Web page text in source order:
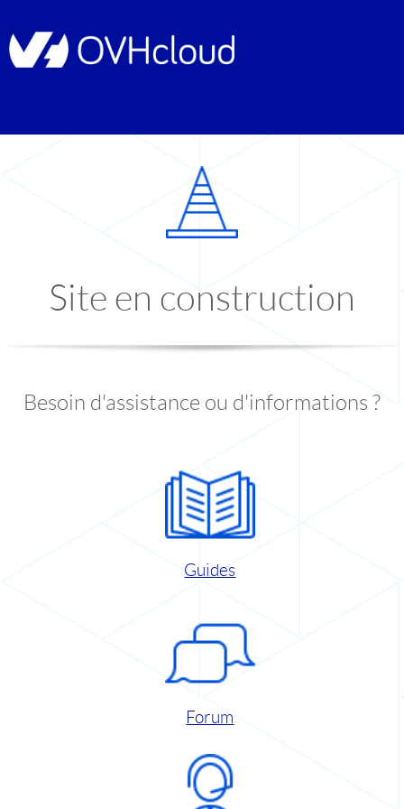
Site en construction
Besoin d'assistance ou d'informations ?
Guides
Forum